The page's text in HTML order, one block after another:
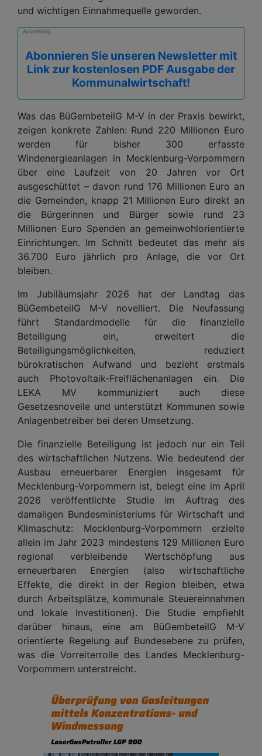
und wichtigen Einnahmequelle geworden.
Advertising
Abonnieren Sie unseren Newsletter mit
Link zur kostenlosen PDF Ausgabe der
Kommunalwirtschaft!
Was das BüGembeteilG M-V in der Praxis bewirkt,
zeigen konkrete Zahlen: Rund 220 Millionen Euro
werden für bisher 300 erfasste
Windenergieanlagen in Mecklenburg-Vorpommern
über eine Laufzeit von 20 Jahren vor Ort
ausgeschüttet – davon rund 176 Millionen Euro an
die Gemeinden, knapp 21 Millionen Euro direkt an
die Bürgerinnen und Bürger sowie rund 23
Millionen Euro Spenden an gemeinwohlorientierte
Einrichtungen. Im Schnitt bedeutet das mehr als
36.700 Euro jährlich pro Anlage, die vor Ort
bleiben.
Im Jubiläumsjahr 2026 hat der Landtag das
BüGembeteilG M-V novelliert. Die Neufassung
führt Standardmodelle für die finanzielle
Beteiligung ein, erweitert die
Beteiligungsmöglichkeiten, reduziert
bürokratischen Aufwand und bezieht erstmals
auch Photovoltaik-Freiflächenanlagen ein. Die
LEKA MV kommuniziert auch diese
Gesetzesnovelle und unterstützt Kommunen sowie
Anlagenbetreiber bei deren Umsetzung.
Die finanzielle Beteiligung ist jedoch nur ein Teil
des wirtschaftlichen Nutzens. Wie bedeutend der
Ausbau erneuerbarer Energien insgesamt für
Mecklenburg-Vorpommern ist, belegt eine im April
2026 veröffentlichte Studie im Auftrag des
damaligen Bundesministeriums für Wirtschaft und
Klimaschutz: Mecklenburg-Vorpommern erzielte
allein im Jahr 2023 mindestens 129 Millionen Euro
regional verbleibende Wertschöpfung aus
erneuerbaren Energien (also wirtschaftliche
Effekte, die direkt in der Region bleiben, etwa
durch Arbeitsplätze, kommunale Steuereinnahmen
und lokale Investitionen). Die Studie empfiehlt
darüber hinaus, eine am BüGembeteilG M-V
orientierte Regelung auf Bundesebene zu prüfen,
was die Vorreiterrolle des Landes Mecklenburg-
Vorpommern unterstreicht.